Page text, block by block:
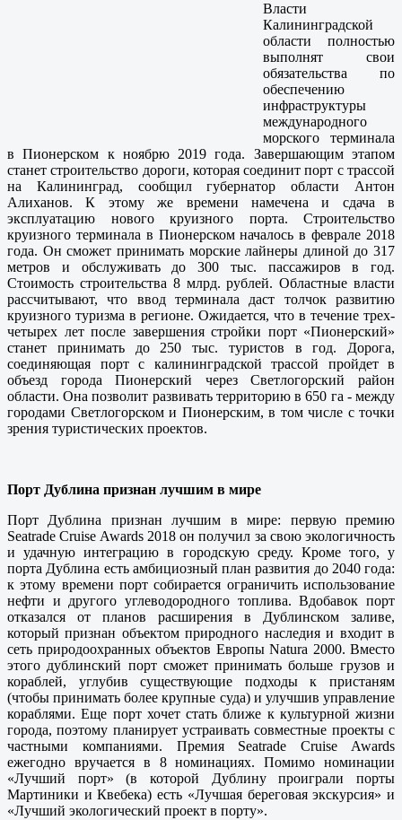
Власти
Калининградской
области полностью
выполнят свои
обязательства по
обеспечению
инфраструктуры
международного
морского терминала
в Пионерском к ноябрю 2019 года. Завершающим этапом
станет строительство дороги, которая соединит порт с трассой
на Калининград, сообщил губернатор области Антон
Алиханов. К этому же времени намечена и сдача в
эксплуатацию нового круизного порта. Строительство
круизного терминала в Пионерском началось в феврале 2018
года. Он сможет принимать морские лайнеры длиной до 317
метров и обслуживать до 300 тыс. пассажиров в год.
Стоимость строительства 8 млрд. рублей. Областные власти
рассчитывают, что ввод терминала даст толчок развитию
круизного туризма в регионе. Ожидается, что в течение трех-
четырех лет после завершения стройки порт «Пионерский»
станет принимать до 250 тыс. туристов в год. Дорога,
соединяющая порт с калининградской трассой пройдет в
объезд города Пионерский через Светлогорский район
области. Она позволит развивать территорию в 650 га - между
городами Светлогорском и Пионерским, в том числе с точки
зрения туристических проектов.
Порт Дублина признан лучшим в мире
Порт Дублина признан лучшим в мире: первую премию
Seatrade Cruise Awards 2018 он получил за свою экологичность
и удачную интеграцию в городскую среду. Кроме того, у
порта Дублина есть амбициозный план развития до 2040 года:
к этому времени порт собирается ограничить использование
нефти и другого углеводородного топлива. Вдобавок порт
отказался от планов расширения в Дублинском заливе,
который признан объектом природного наследия и входит в
сеть природоохранных объектов Европы Natura 2000. Вместо
этого дублинский порт сможет принимать больше грузов и
кораблей, углубив существующие подходы к пристаням
(чтобы принимать более крупные суда) и улучшив управление
кораблями. Еще порт хочет стать ближе к культурной жизни
города, поэтому планирует устраивать совместные проекты с
частными компаниями. Премия Seatrade Cruise Awards
ежегодно вручается в 8 номинациях. Помимо номинации
«Лучший порт» (в которой Дублину проиграли порты
Мартиники и Квебека) есть «Лучшая береговая экскурсия» и
«Лучший экологический проект в порту».